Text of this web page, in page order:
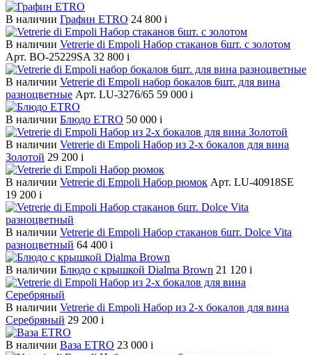
В наличии Графин ETRO 24 800 i
В наличии Vetrerie di Empoli Набор стаканов 6шт. с золотом
Арт. BO-25229SA 32 800 i
В наличии Vetrerie di Empoli набор бокалов 6шт. для вина
разноцветные Арт. LU-3276/65 59 000 i
В наличии Блюдо ETRO 50 000 i
В наличии Vetrerie di Empoli Набор из 2-х бокалов для вина
Золотой 29 200 i
В наличии Vetrerie di Empoli Набор рюмок Арт. LU-40918SE
19 200 i
В наличии Vetrerie di Empoli Набор стаканов 6шт. Dolce Vita
разноцветный 64 400 i
В наличии Блюдо с крышкой Dialma Brown 21 120 i
В наличии Vetrerie di Empoli Набор из 2-х бокалов для вина
Серебряный 29 200 i
В наличии Ваза ETRO 23 000 i